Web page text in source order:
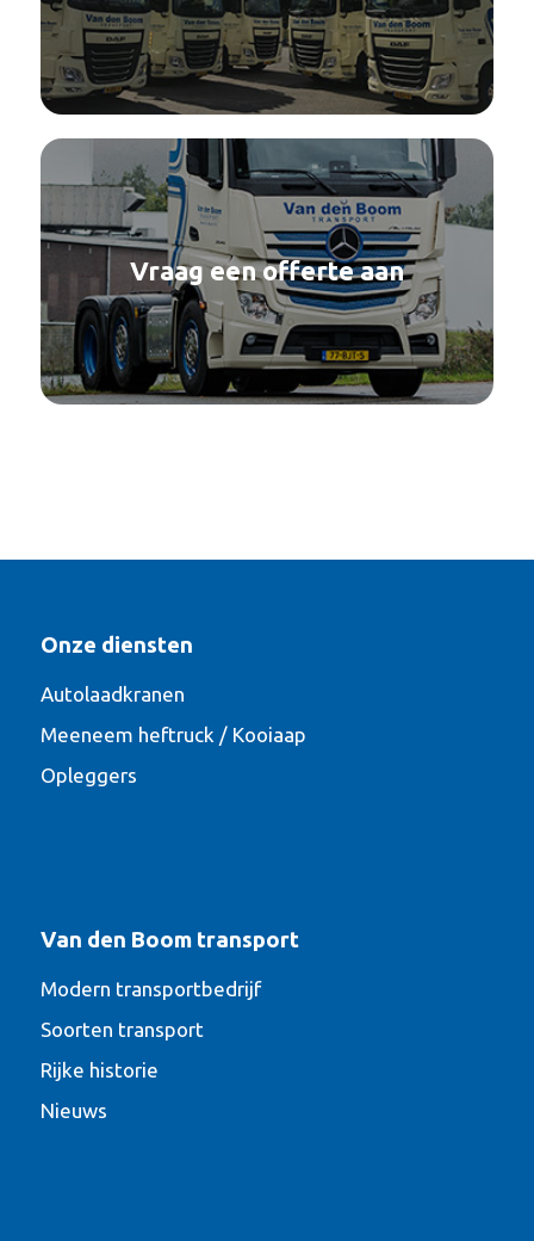
Vraag een offerte aan
Onze diensten
Autolaadkranen
Meeneem heftruck / Kooiaap
Opleggers
Van den Boom transport
Modern transportbedrijf
Soorten transport
Rijke historie
Nieuws